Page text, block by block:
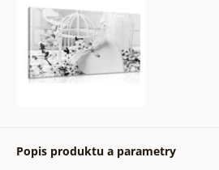
Popis produktu a parametry